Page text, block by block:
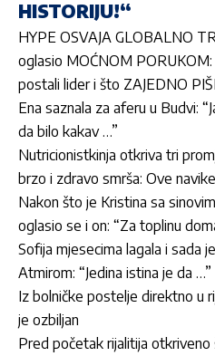
HISTORIJU!“
HYPE OSVAJA GLOBALNO
oglasio MOĆNOM
postali lider i što ZAJEDNO
Ena saznala za aferu u Budvi:
da bilo kakav …”
Nutricionistkinja otkriva tri
brzo i zdravo smrša: Ove
Nakon što je Kristina sa
oglasio se i on: “Za toplinu
Sofija mjesecima lagala i sada
Atmirom: “Jedina istina je da …”
Iz bolničke postelje direktno u
je ozbiljan
Pred početak rijalitija otkriveno